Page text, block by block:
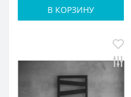
В КОРЗИНУ